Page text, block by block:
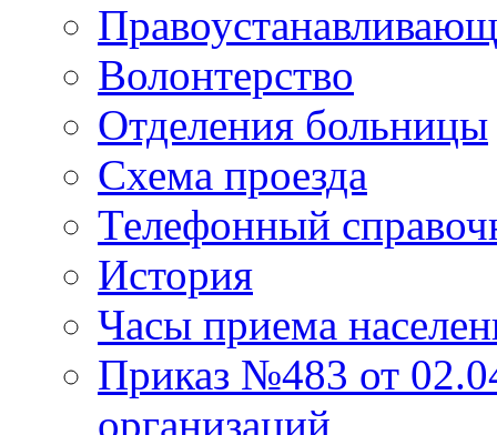
Волонтерство
Отделения больницы
Схема проезда
Телефонный
История
Часы приема
Приказ №483 от
организаций